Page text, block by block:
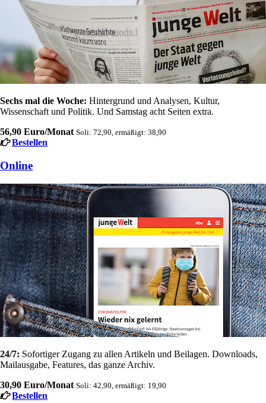
Sechs mal die Woche: Hintergrund und Analysen, Kultur,
Wissenschaft und Politik. Und Samstag acht Seiten extra.
56,90 Euro/Monat Soli: 72,90, ermäßigt: 38,90
Bestellen
Online
24/7: Sofortiger Zugang zu allen Artikeln und Beilagen. Downloads,
Mailausgabe, Features, das ganze Archiv.
30,90 Euro/Monat Soli: 42,90, ermäßigt: 19,90
Bestellen